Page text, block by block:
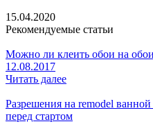
15.04.2020
Рекомендуемые статьи
Можно ли клеить обои на
12.08.2017
Читать далее
Разрешения на remodel
перед стартом